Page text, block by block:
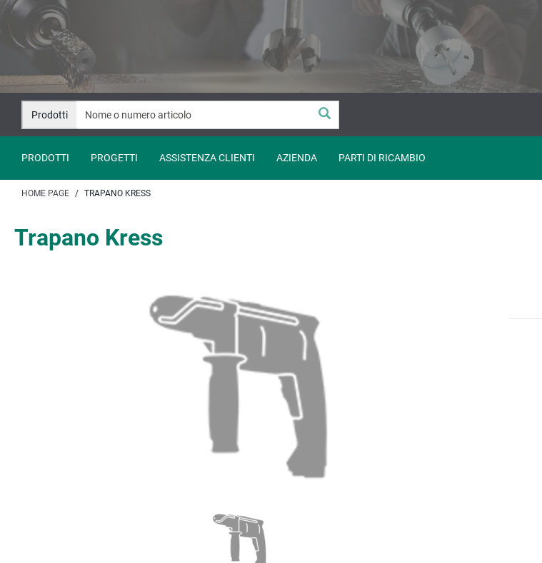
Salta
contenuto
Salta
navigazione
Prodotti
PRODOTTI PROGETTI ASSISTENZA CLIENTI AZIENDA PARTI DI RICAMBIO
HOME PAGE TRAPANO KRESS
Trapano Kress